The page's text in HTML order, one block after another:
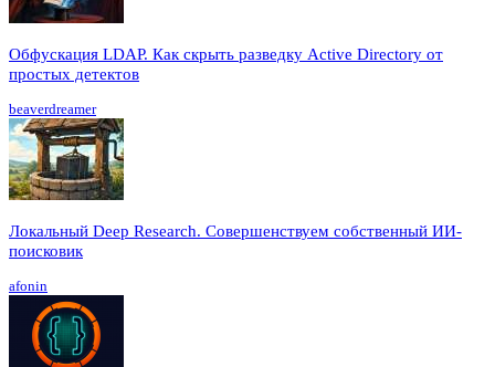
Обфускация LDAP. Как скрыть разведку Active Directory от
простых детектов
beaverdreamer
Локальный Deep Research. Совершенствуем собственный ИИ-
поисковик
afonin